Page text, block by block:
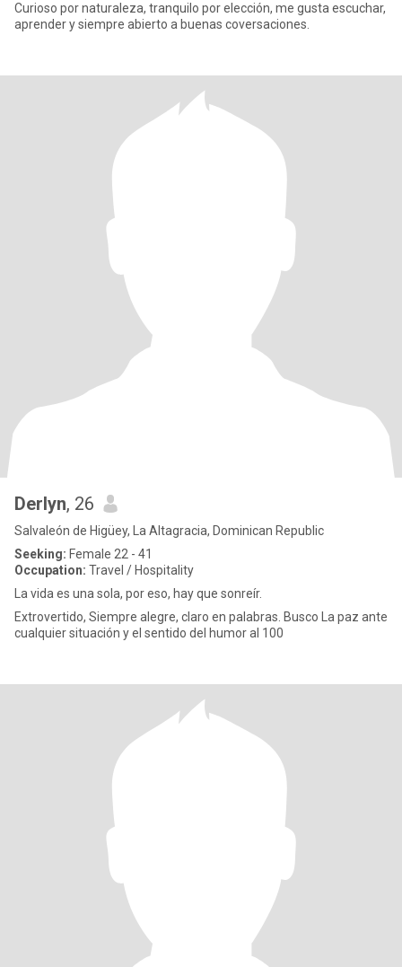
Curioso por naturaleza, tranquilo por elección, me gusta escuchar,
aprender y siempre abierto a buenas coversaciones.
Derlyn, 26
Salvaleón de Higüey, La Altagracia, Dominican Republic
Seeking: Female 22 - 41
Occupation: Travel / Hospitality
La vida es una sola, por eso, hay que sonreír.
Extrovertido, Siempre alegre, claro en palabras. Busco La paz ante
cualquier situación y el sentido del humor al 100